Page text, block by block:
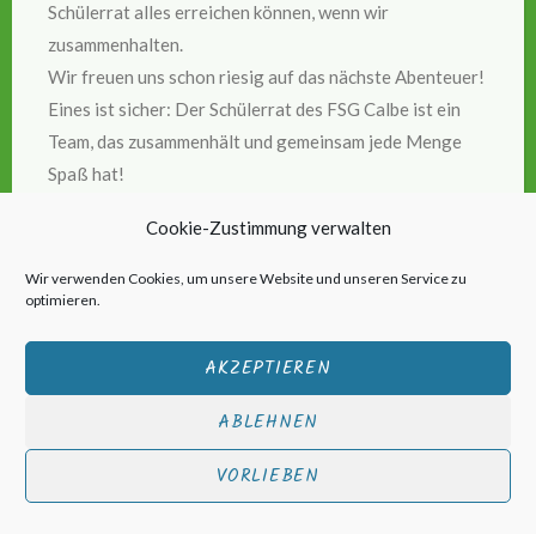
Cookie-Zustimmung verwalten
Wir verwenden Cookies, um unsere Website und unseren Service zu
optimieren.
AKZEPTIEREN
ABLEHNEN
VORLIEBEN
Schülerrat alles erreichen können, wenn wir
zusammenhalten.
Wir freuen uns schon riesig auf das nächste Abenteuer!
Eines ist sicher: Der Schülerrat des FSG Calbe ist ein
Team, das zusammenhält und gemeinsam jede Menge
Spaß hat!